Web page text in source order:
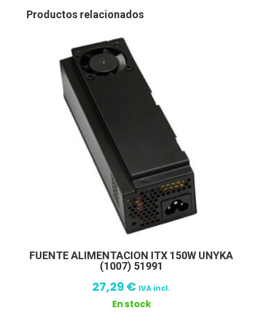
Productos relacionados
FUENTE ALIMENTACION ITX 150W UNYKA
(1007) 51991
27,29€ IVA incl.
En stock